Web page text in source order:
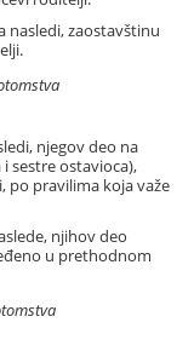
nasledi, zaostavštinu
njegov deo na
sestre ostavioca),
po pravilima koja važe
njihov deo
u prethodnom